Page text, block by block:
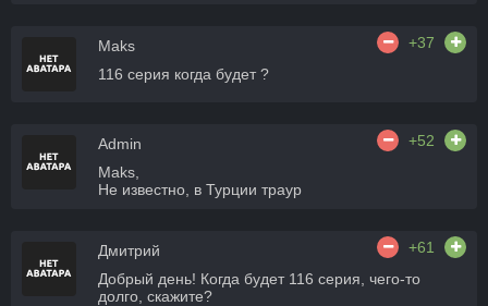
Maks
+37
116 серия когда будет ?
Admin
+52
Maks,
Не известно, в Турции траур
Дмитрий
+61
Добрый день! Когда будет 116 серия, чего-то
долго, скажите?